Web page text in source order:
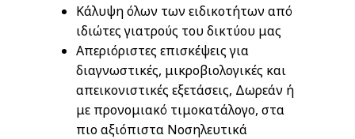
Κάλυψη όλων των ειδικοτήτων από
ιδιώτες γιατρούς του δικτύου μας
Απεριόριστες επισκέψεις για
διαγνωστικές, μικροβιολογικές και
απεικονιστικές εξετάσεις, Δωρεάν ή
με προνομιακό τιμοκατάλογο, στα
πιο αξιόπιστα Νοσηλευτικά